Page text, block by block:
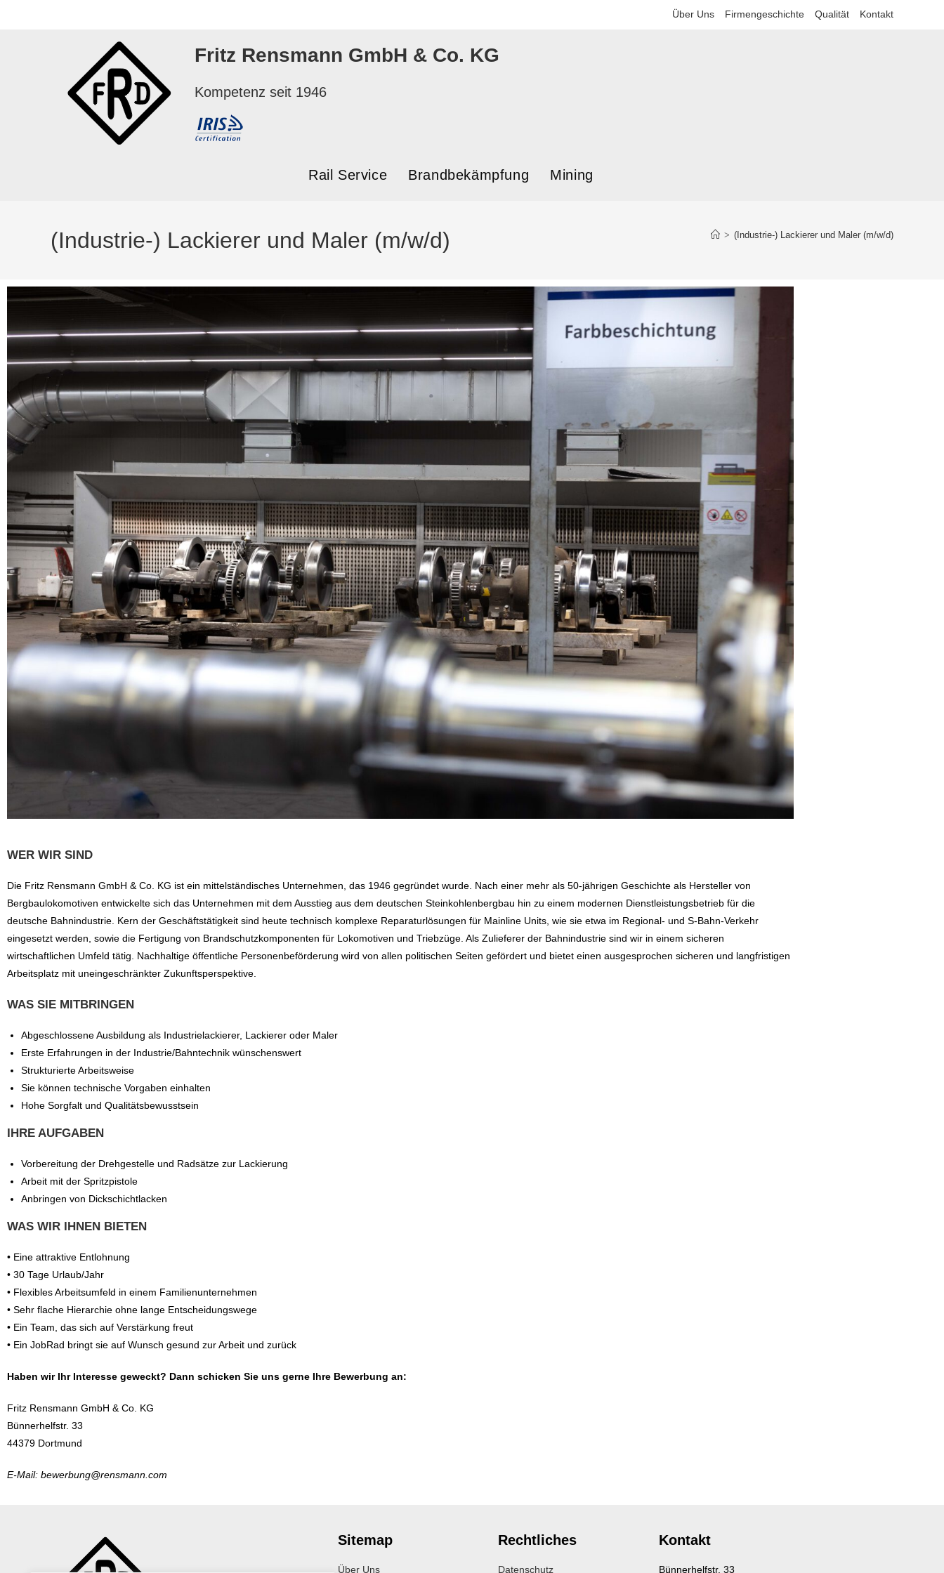
Über Uns Firmengeschichte Qualität Kontakt
Fritz Rensmann GmbH & Co. KG
Kompetenz seit 1946
Rail Service Brandbekämpfung Mining
(Industrie-) Lackierer und Maler (m/w/d) > (Industrie-) Lackierer und Maler (m/w/d)
WER WIR SIND
Die Fritz Rensmann GmbH & Co. KG ist ein mittelständisches Unternehmen, das 1946 gegründet wurde. Nach einer mehr als 50-jährigen Geschichte als Hersteller von
Bergbaulokomotiven entwickelte sich das Unternehmen mit dem Ausstieg aus dem deutschen Steinkohlenbergbau hin zu einem modernen Dienstleistungsbetrieb für die
deutsche Bahnindustrie. Kern der Geschäftstätigkeit sind heute technisch komplexe Reparaturlösungen für Mainline Units, wie sie etwa im Regional- und S-Bahn-Verkehr
eingesetzt werden, sowie die Fertigung von Brandschutzkomponenten für Lokomotiven und Triebzüge. Als Zulieferer der Bahnindustrie sind wir in einem sicheren
wirtschaftlichen Umfeld tätig. Nachhaltige öffentliche Personenbeförderung wird von allen politischen Seiten gefördert und bietet einen ausgesprochen sicheren und langfristigen
Arbeitsplatz mit uneingeschränkter Zukunftsperspektive.
WAS SIE MITBRINGEN
Abgeschlossene Ausbildung als Industrielackierer, Lackierer oder Maler
Erste Erfahrungen in der Industrie/Bahntechnik wünschenswert
Strukturierte Arbeitsweise
Sie können technische Vorgaben einhalten
Hohe Sorgfalt und Qualitätsbewusstsein
IHRE AUFGABEN
Vorbereitung der Drehgestelle und Radsätze zur Lackierung
Arbeit mit der Spritzpistole
Anbringen von Dickschichtlacken
WAS WIR IHNEN BIETEN
• Eine attraktive Entlohnung
• 30 Tage Urlaub/Jahr
• Flexibles Arbeitsumfeld in einem Familienunternehmen
• Sehr flache Hierarchie ohne lange Entscheidungswege
• Ein Team, das sich auf Verstärkung freut
• Ein JobRad bringt sie auf Wunsch gesund zur Arbeit und zurück
Haben wir Ihr Interesse geweckt? Dann schicken Sie uns gerne Ihre Bewerbung an:
Fritz Rensmann GmbH & Co. KG
Bünnerhelfstr. 33
44379 Dortmund
E-Mail: bewerbung@rensmann.com
Sitemap
Über Uns
Rechtliches
Datenschutz
Kontakt
Bünnerhelfstr. 33